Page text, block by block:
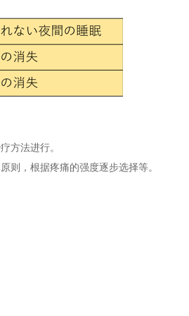
方法进行。
则，根据疼痛的强度逐步选择等。